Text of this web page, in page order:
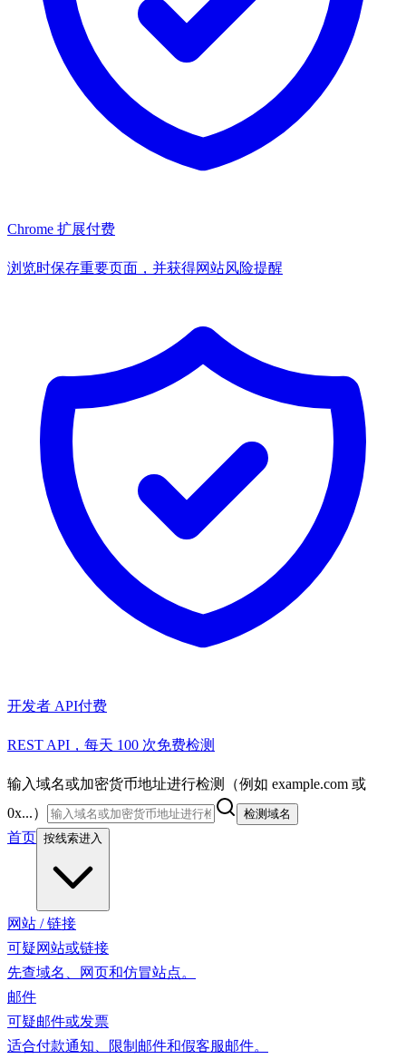
Chrome 扩展付费
浏览时保存重要页面，并获得网站风险提醒
开发者 API付费
REST API，每天 100 次免费检测
输入域名或加密货币地址进行检测（例如 example.com 或
0x...）
检测域名
首页 按线索进入
网站 / 链接
可疑网站或链接
先查域名、网页和仿冒站点。
邮件
可疑邮件或发票
适合付款通知、限制邮件和假客服邮件。